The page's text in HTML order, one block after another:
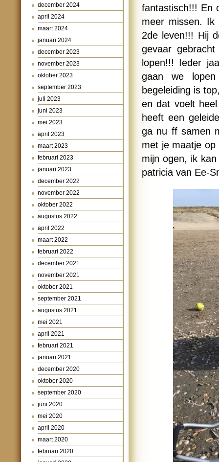
december 2024
april 2024
maart 2024
januari 2024
december 2023
november 2023
oktober 2023
september 2023
juli 2023
juni 2023
mei 2023
april 2023
maart 2023
februari 2023
januari 2023
december 2022
november 2022
oktober 2022
augustus 2022
april 2022
maart 2022
februari 2022
december 2021
november 2021
oktober 2021
september 2021
augustus 2021
mei 2021
april 2021
februari 2021
januari 2021
december 2020
oktober 2020
september 2020
juni 2020
mei 2020
april 2020
maart 2020
februari 2020
fantastisch!!! En
meer missen. Ik
2de leven!!! Hij
gevaar
lopen!!! Ieder
gaan we
begeleiding is
en dat voelt
heeft een
ga nu ff samen
met je maatje
mijn ogen, ik
patricia van Ee-